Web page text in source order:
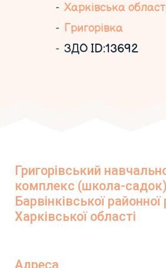
Харківська
Григорівка
ЗДО ID:13692
Григорівський
комплекс (школа-садок)
Барвінківської
Харківської області
Адреса